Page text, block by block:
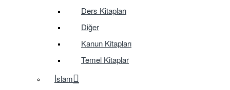
Ders Kitapları
Diğer
Kanun Kitapları
Temel Kitaplar
İslam